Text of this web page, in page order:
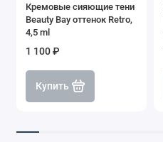
Кремовые сияющие тени
Beauty Bay оттенок Retro,
4,5 ml
1 100 ₽
Купить